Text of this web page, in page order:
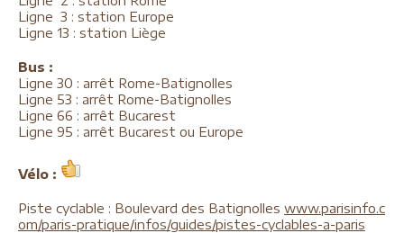
Ligne 3 : station Europe
Ligne 13 : station Liège
Bus :
Ligne 30 : arrêt Rome-Batignolles
Ligne 53 : arrêt Rome-Batignolles
Ligne 66 : arrêt Bucarest
Ligne 95 : arrêt Bucarest ou Europe
Vélo :
Piste cyclable : Boulevard des Batignolles www.parisinfo.c
om/paris-pratique/infos/guides/pistes-cyclables-a-paris